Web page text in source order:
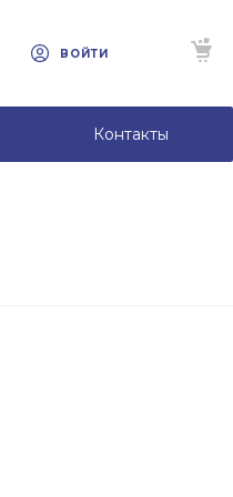
ВОЙТИ
Контакты